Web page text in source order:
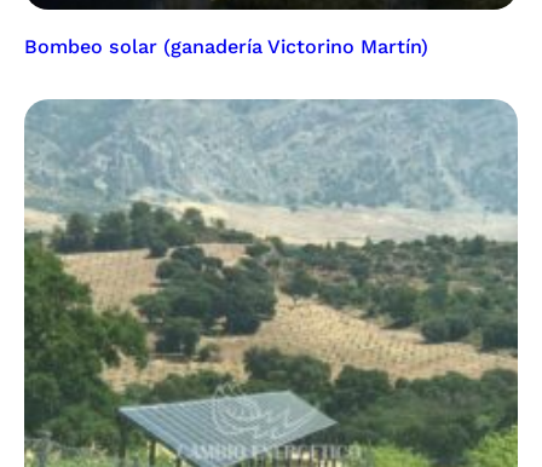
Bombeo solar (ganadería Victorino Martín)